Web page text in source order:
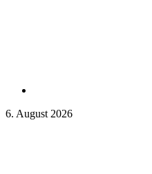
6. August 2026